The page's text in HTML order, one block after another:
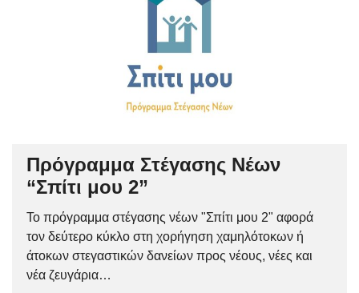
Πρόγραμμα Στέγασης Νέων
“Σπίτι μου 2”
Το πρόγραμμα στέγασης νέων "Σπίτι μου 2" αφορά
τον δεύτερο κύκλο στη χορήγηση χαμηλότοκων ή
άτοκων στεγαστικών δανείων προς νέους, νέες και
νέα ζευγάρια…